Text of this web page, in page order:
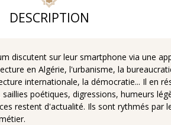
DESCRIPTION
discutent sur leur smartphone via une
en Algérie, l'urbanisme, la
internationale, la démocratie... Il en
poétiques, digressions, humeurs
restent d'actualité. Ils sont rythmés